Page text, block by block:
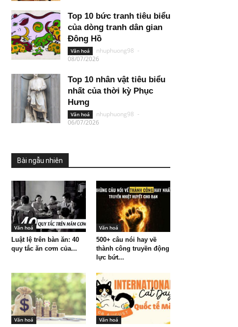
Top 10 bức tranh tiêu biểu
của dòng tranh dân gian
Đông Hồ
Văn hoá nhuphuong98 -
08/07/2026
Top 10 nhân vật tiêu biểu
nhất của thời kỳ Phục
Hưng
Văn hoá nhuphuong98 -
06/07/2026
Bài ngẫu nhiên
Văn hoá
Luật lệ trên bàn ăn: 40
quy tắc ăn cơm của...
Văn hoá
500+ câu nói hay về
thành công truyền động
lực bứt...
Văn hoá Văn hoá